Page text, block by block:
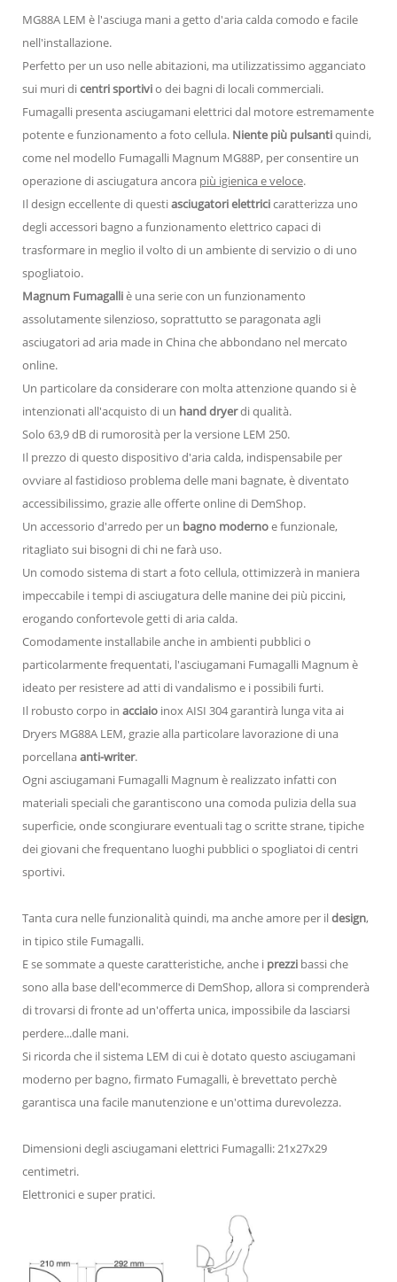
MG88A LEM è l'asciuga mani a getto d'aria calda comodo e facile
nell'installazione.
Perfetto per un uso nelle abitazioni, ma utilizzatissimo agganciato
sui muri dicentri sportivio dei bagni di locali commerciali.
Fumagalli presenta asciugamani elettrici dal motore estremamente
potente e funzionamento a foto cellula. Niente più pulsantiquindi,
come nel modello Fumagalli Magnum MG88P, per consentire un
operazione di asciugatura ancora più igienica e veloce.
Il design eccellente di questiasciugatori elettricicaratterizza uno
degli accessori bagno a funzionamento elettrico capaci di
trasformare in meglio il volto di un ambiente di servizio o di uno
spogliatoio.
Magnum Fumagalliè una serie con un funzionamento
assolutamente silenzioso, soprattutto se paragonata agli
asciugatori ad aria made in China che abbondano nel mercato
online.
Un particolare da considerare con molta attenzione quando si è
intenzionati all'acquisto di un hand dryerdi qualità.
Solo 63,9 dB di rumorosità per la versione LEM 250.
Il prezzo di questo dispositivo d'aria calda, indispensabile per
ovviare al fastidioso problema delle mani bagnate, è diventato
accessibilissimo, grazie alle offerte online di DemShop.
Un accessorio d'arredo per un bagno modernoe funzionale,
ritagliato sui bisogni di chi ne farà uso.
Un comodo sistema di start a foto cellula, ottimizzerà in maniera
impeccabile i tempi di asciugatura delle manine dei più piccini,
erogando confortevole getti di aria calda.
Comodamente installabile anche in ambienti pubblici o
particolarmente frequentati, l'asciugamani Fumagalli Magnum è
ideato per resistere ad atti di vandalismo e i possibili furti.
Il robusto corpo in acciaio inox AISI 304 garantirà lunga vita ai
Dryers MG88A LEM, grazie alla particolare lavorazione di una
porcellanaanti-writer.
Ogni asciugamani Fumagalli Magnum è realizzato infatti con
materiali speciali che garantiscono una comoda pulizia della sua
superficie, onde scongiurare eventuali tag o scritte strane, tipiche
dei giovani che frequentano luoghi pubblici o spogliatoi di centri
sportivi.
Tanta cura nelle funzionalità quindi, ma anche amore per ildesign,
in tipico stile Fumagalli.
E se sommate a queste caratteristiche, anche i prezzi bassi che
sono alla base dell'ecommerce di DemShop, allora si comprenderà
di trovarsi di fronte ad un'offerta unica, impossibile da lasciarsi
perdere...dalle mani.
Si ricorda che il sistema LEM di cui è dotato questo asciugamani
moderno per bagno, firmato Fumagalli, è brevettato perchè
garantisca una facile manutenzione e un'ottima durevolezza.
Dimensioni degli asciugamani elettrici Fumagalli: 21x27x29
centimetri.
Elettronici e super pratici.